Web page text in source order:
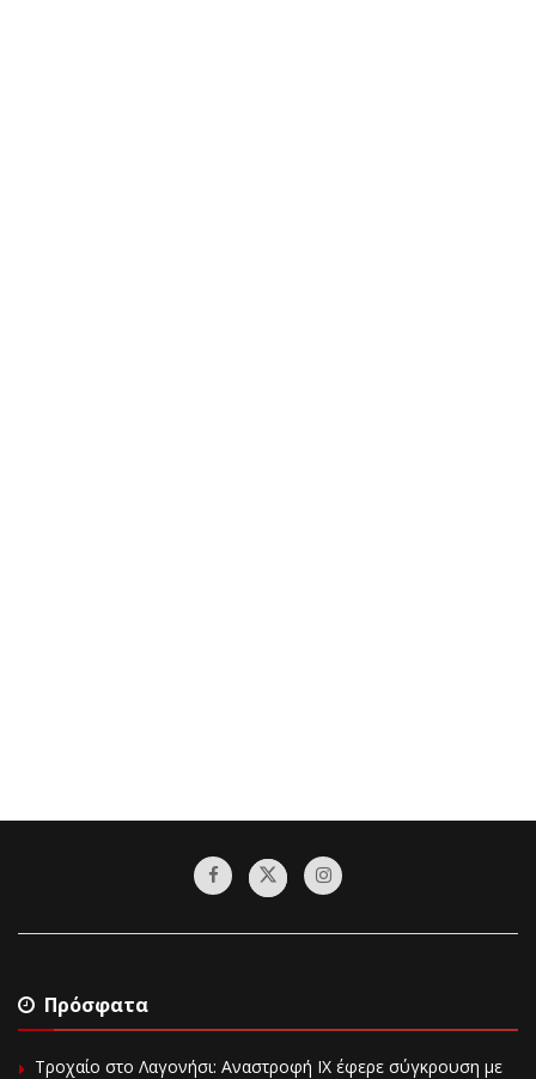
Πρόσφατα
Τροχαίο στο Λαγονήσι: Αναστροφή ΙΧ έφερε σύγκρουση με